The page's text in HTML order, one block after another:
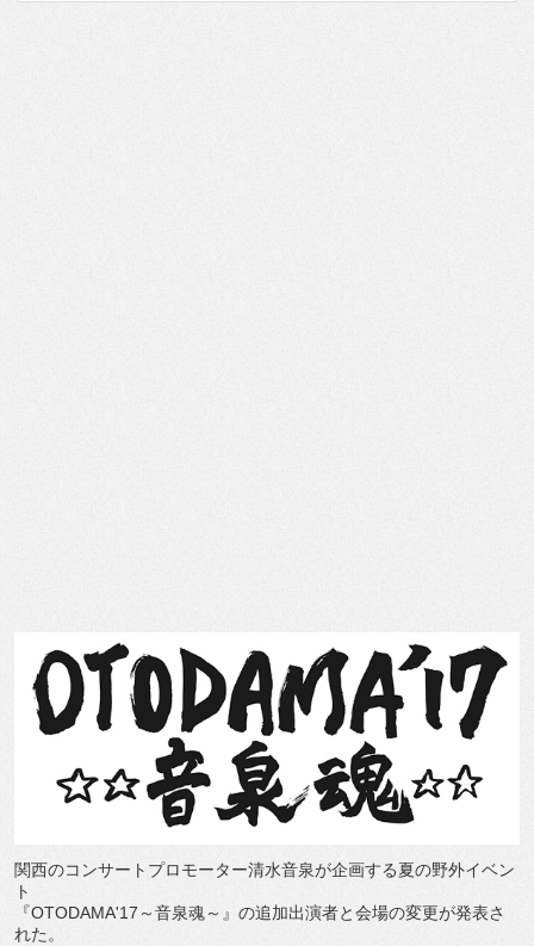
関西のコンサートプロモーター清水音泉が企画する夏の野外イベン
ト
『OTODAMA'17～音泉魂～』の追加出演者と会場の変更が発表さ
れた。